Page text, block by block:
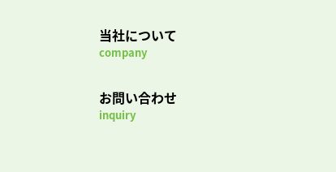
当社について
company
お問い合わせ
inquiry